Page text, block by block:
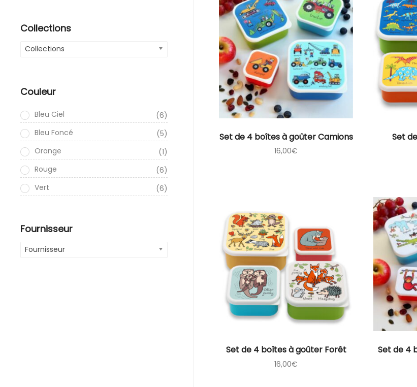
Set de 4 boîtes à goûter Camions
16,00€
Set
Set de 4 boîtes à goûter Forêt
16,00€
Set de 4
Collections
Collections
Couleur
Bleu Ciel
(6)
Bleu Foncé
(5)
Orange
(1)
Rouge
(6)
Vert
(6)
Fournisseur
Fournisseur